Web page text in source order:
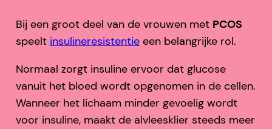
Bij een groot deel van de vrouwen met PCOS
speelt insulineresistentieeen belangrijke rol.
Normaal zorgt insuline ervoor dat glucose
vanuit het bloed wordt opgenomen in de cellen.
Wanneer het lichaam minder gevoelig wordt
voor insuline, maakt de alvleesklier steeds meer